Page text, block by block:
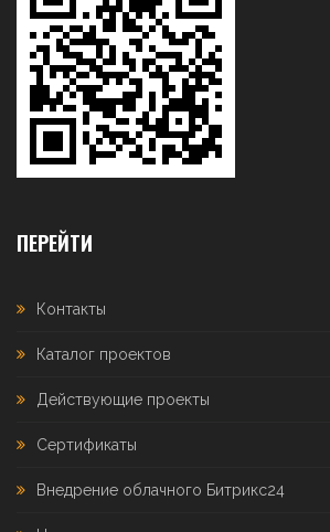
ПЕРЕЙТИ
Контакты
Каталог проектов
Действующие проекты
Сертификаты
Внедрение облачного Битрикс24